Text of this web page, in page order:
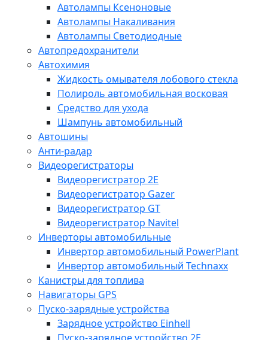
Автолампы Ксеноновые
Автолампы Накаливания
Автолампы Светодиодные
Автопредохранители
Автохимия
Жидкость омывателя лобового стекла
Полироль автомобильная восковая
Средство для ухода
Шампунь автомобильный
Автошины
Анти-радар
Видеорегистраторы
Видеорегистратор 2E
Видеорегистратор Gazer
Видеорегистратор GT
Видеорегистратор Navitel
Инверторы автомобильные
Инвертор автомобильный PowerPlant
Инвертор автомобильный Technaxx
Канистры для топлива
Навигаторы GPS
Пуско-зарядные устройства
Зарядное устройство Einhell